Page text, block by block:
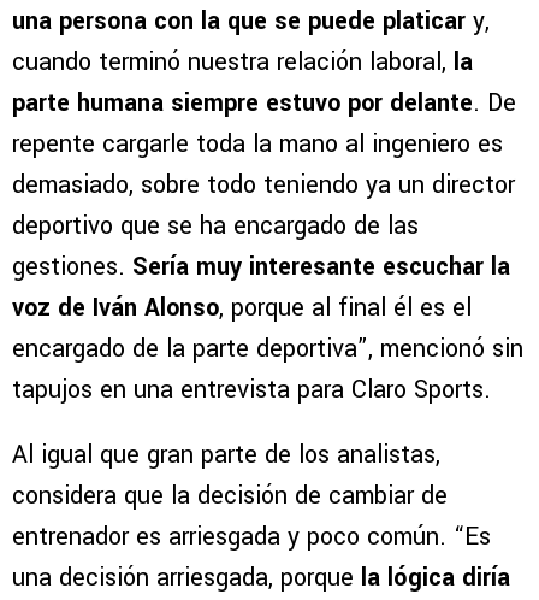
una persona con la que se puede platicar y,
cuando terminó nuestra relación laboral, la
parte humana siempre estuvo por delante. De
repente cargarle toda la mano al ingeniero es
demasiado, sobre todo teniendo ya un director
deportivo que se ha encargado de las
gestiones. Sería muy interesante escuchar la
voz de Iván Alonso, porque al final él es el
encargado de la parte deportiva”, mencionó sin
tapujos en una entrevista para Claro Sports.
Al igual que gran parte de los analistas,
considera que la decisión de cambiar de
entrenador es arriesgada y poco común. “Es
una decisión arriesgada, porque la lógica diría